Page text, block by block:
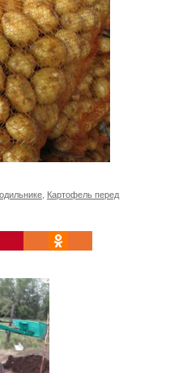
Картофель перед